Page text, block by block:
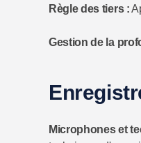
Règle des tiers :
Gestion de la
Microphones et